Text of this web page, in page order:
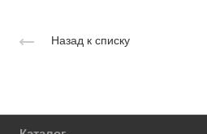
Назад к списку